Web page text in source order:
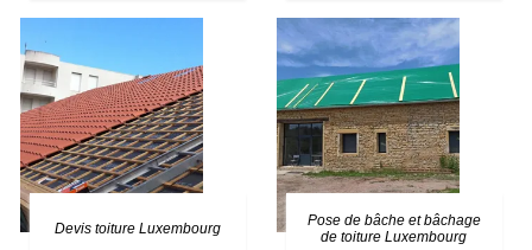
Devis toiture Luxembourg
Pose de bâche et bâchage
de toiture Luxembourg